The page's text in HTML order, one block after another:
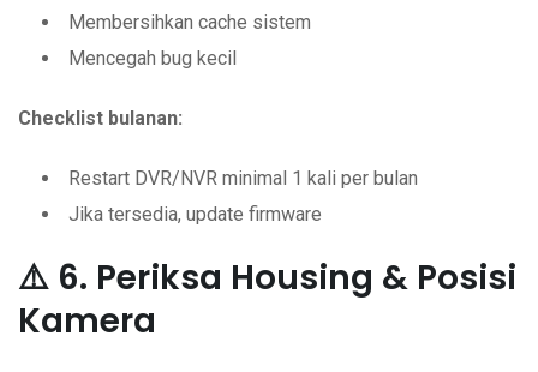
Membersihkan cache sistem
Mencegah bug kecil
Checklist bulanan:
Restart DVR/NVR minimal 1 kali per bulan
Jika tersedia, update firmware
⚠️ 6. Periksa Housing & Posisi
Kamera